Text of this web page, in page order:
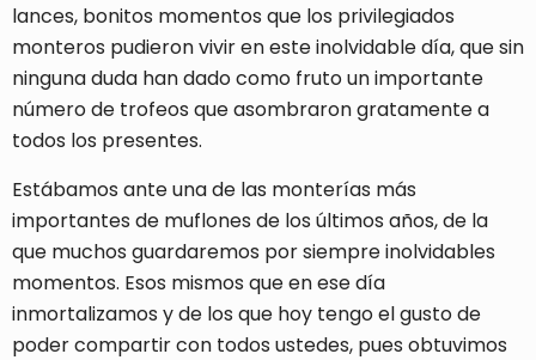
lances, bonitos momentos que los privilegiados
monteros pudieron vivir en este inolvidable día, que sin
ninguna duda han dado como fruto un importante
número de trofeos que asombraron gratamente a
todos los presentes.
Estábamos ante una de las monterías más
importantes de muflones de los últimos años, de la
que muchos guardaremos por siempre inolvidables
momentos. Esos mismos que en ese día
inmortalizamos y de los que hoy tengo el gusto de
poder compartir con todos ustedes, pues obtuvimos